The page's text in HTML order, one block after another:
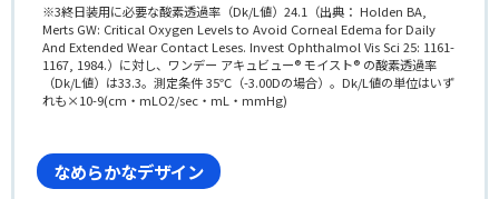
※3終日装用に必要な酸素透過率（Dk/L値）24.1（出典： Holden BA,
Merts GW: Critical Oxygen Levels to Avoid Corneal Edema for Daily
And Extended Wear Contact Leses. Invest Ophthalmol Vis Sci 25: 1161-
1167, 1984.）に対し、ワンデー アキュビュー® モイスト® の酸素透過率
（Dk/L値）は33.3。測定条件 35℃（-3.00Dの場合）。Dk/L値の単位はいず
れも×10-9(cm・mLO2/sec・mL・mmHg)
なめらかなデザイン